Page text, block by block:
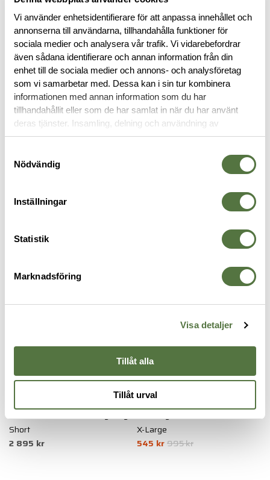
Vi använder enhetsidentifierare för att anpassa innehållet och
annonserna till användarna, tillhandahålla funktioner för
sociala medier och analysera vår trafik. Vi vidarebefordrar
även sådana identifierare och annan information från din
enhet till de sociala medier och annons- och analysföretag
som vi samarbetar med. Dessa kan i sin tur kombinera
informationen med annan information som du har
tillhandahållit eller som de har samlat in när du har använt
deras tjänster. Insamling, delning och användning av
personuppgifter kan användas för personalisering av
Nödvändig
Inställningar
Statistik
Marknadsföring
Visa detaljer
Tillåt alla
Tillåt urval
BESKRIVNING
SKJORTOR
Short
2 895 kr
5.11 TACTICAL
X-Large
545 kr995 kr